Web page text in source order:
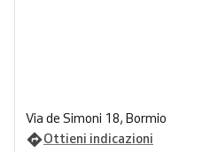
Via de Simoni 18, Bormio
Ottieni indicazioni